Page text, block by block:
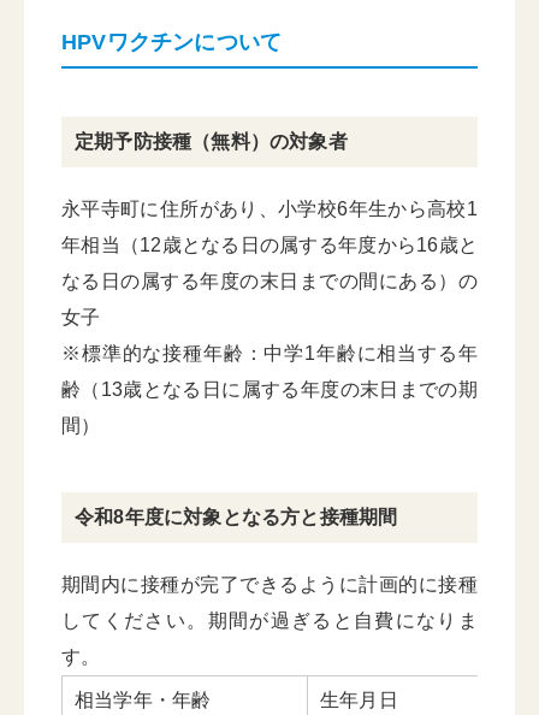
HPVワクチンについて
定期予防接種（無料）の対象者
永平寺町に住所があり、小学校6年生から高校1
年相当（12歳となる日の属する年度から16歳と
なる日の属する年度の末日までの間にある）の
女子
※標準的な接種年齢：中学1年齢に相当する年
齢（13歳となる日に属する年度の末日までの期
間）
令和8年度に対象となる方と接種期間
期間内に接種が完了できるように計画的に接種
してください。期間が過ぎると自費になりま
す。
相当学年・年齢 生年月日